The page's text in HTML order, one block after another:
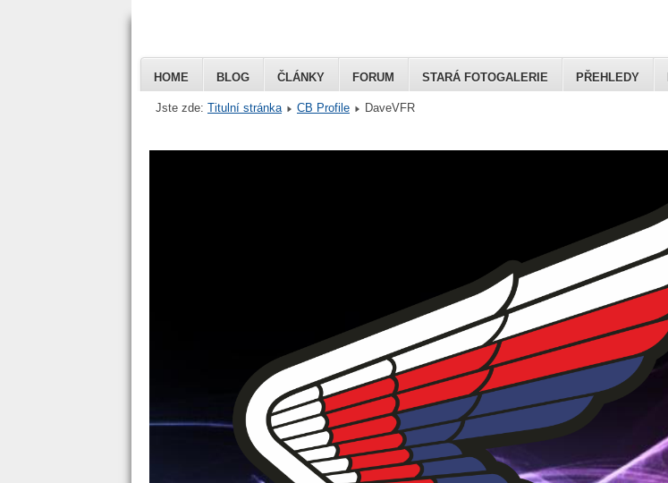
Honda VFR Club
HOME BLOG ČLÁNKY FORUM STARÁ FOTOGALERIE PŘEHLEDY
Jste zde: Titulní stránka CB Profile DaveVFR